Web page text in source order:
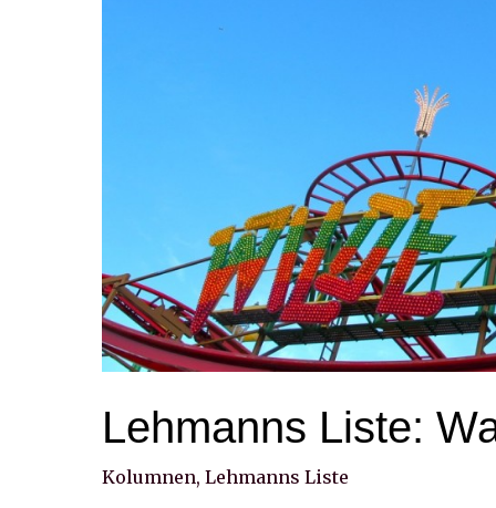
Lehmanns Liste:
Kolumnen, Lehmanns Liste